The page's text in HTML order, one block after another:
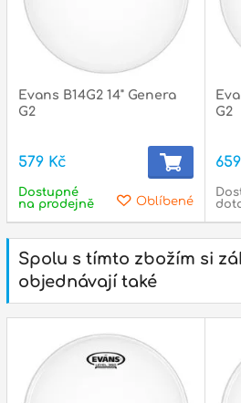
Evans B14G2 14" Genera
G2
579 Kč
Oblíbené
Dostupné
na prodejně
G2
Spolu s tímto zbožím si
objednávají také